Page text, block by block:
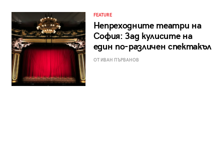
FEATURE
Непреходните театри на
София: Зад кулисите на
един по-различен спектакъл
ОТ ИВАН ПЪРВАНОВ